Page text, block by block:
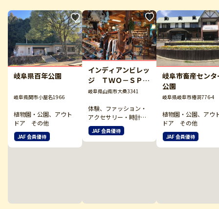
岐阜県百年公園
岐阜県関市小屋名1966
植物園・公園、アウト
ドア その他
JAF 会員優待
インディアンビレッ
ジ ＴＷＯ－ＳＰＩ
ＲＩＴＳ
岐阜県山県市大桑3341
体験、ファッション・
アクセサリー・時計・
雑貨
JAF 会員優待
岐阜市畜産センタ
公園
岐阜県岐阜市椿洞776-4
植物園・公園、アウ
ドア その他
JAF 会員優待